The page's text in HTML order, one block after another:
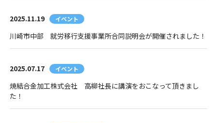
2025.11.19 イベント
川崎市中部 就労移行支援事業所合同説明会が開催されました！
2025.07.17 イベント
焼結合金加工株式会社 高柳社長に講演をおこなって頂きまし
た！